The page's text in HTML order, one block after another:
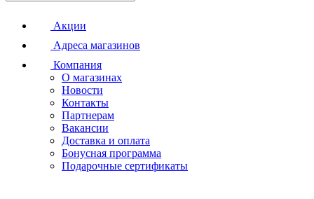
Акции
Адреса магазинов
Компания
О магазинах
Новости
Контакты
Партнерам
Вакансии
Доставка и оплата
Бонусная программа
Подарочные сертификаты